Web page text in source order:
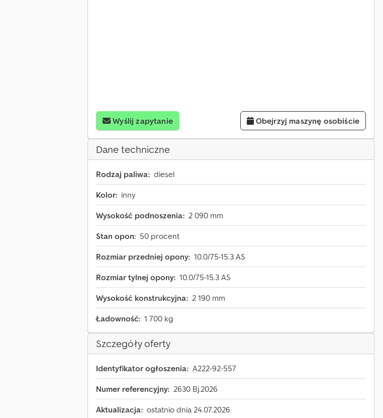
Wyślij zapytanie Obejrzyj maszynę osobiście
Dane techniczne
Rodzaj paliwa: diesel
Kolor: inny
Wysokość podnoszenia: 2 090 mm
Stan opon: 50 procent
Rozmiar przedniej opony: 10.0/75-15.3 AS
Rozmiar tylnej opony: 10.0/75-15.3 AS
Wysokość konstrukcyjna: 2 190 mm
Ładowność: 1 700 kg
Szczegóły oferty
Identyfikator ogłoszenia: A222-92-557
Numer referencyjny: 2630 Bj.2026
Aktualizacja: ostatnio dnia 24.07.2026